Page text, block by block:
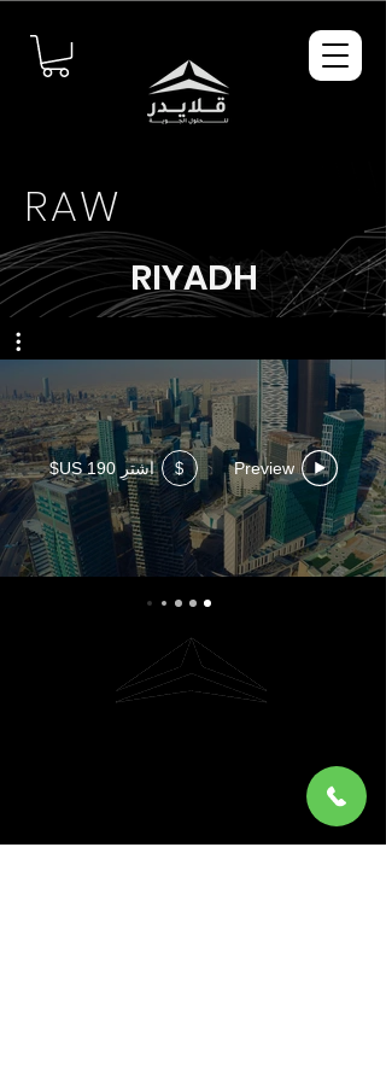
RAW
RIYADH
Preview
$ اشترِ ‏190 US$
Hi@glider-aerial.com
+966 501253366